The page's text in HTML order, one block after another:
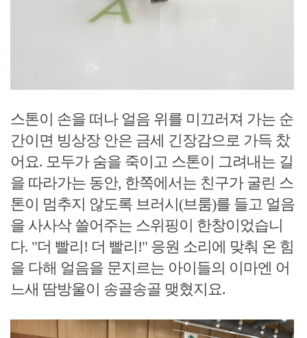
스톤이 손을 떠나 얼음 위를 미끄러져 가는 순
간이면 빙상장 안은 금세 긴장감으로 가득 찼
어요. 모두가 숨을 죽이고 스톤이 그려내는 길
을 따라가는 동안, 한쪽에서는 친구가 굴린 스
톤이 멈추지 않도록 브러시(브룸)를 들고 얼음
을 사사삭 쓸어주는 스위핑이 한창이었습니
다. "더 빨리! 더 빨리!" 응원 소리에 맞춰 온 힘
을 다해 얼음을 문지르는 아이들의 이마엔 어
느새 땀방울이 송골송골 맺혔지요.